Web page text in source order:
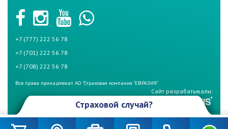
+7 (777) 222 56 78
+7 (701) 222 56 78
+7 (708) 222 56 78
Все права принадлежат АО "Страховая компания "ЕВРАЗИЯ"
Сайт разрабатывали:
Страховой случай?